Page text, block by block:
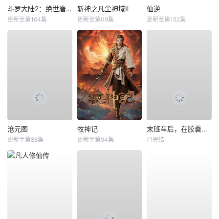
斗罗大陆2：绝世唐门
更新至第164集
斩神之凡尘神域Ⅱ
更新至第09集
仙逆
更新至第152集
沧元图
更新至第88集
牧神记
更新至第94集
末班车后，在胶囊旅馆向上司传递微热的夜晚
已完结